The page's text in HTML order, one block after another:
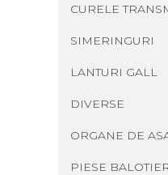
CURELE
SIMERINGURI
LANTURI GALL
DIVERSE
ORGANE DE
PIESE